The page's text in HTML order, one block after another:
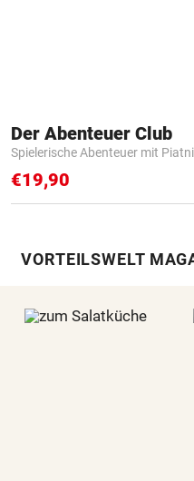
Der Abenteuer Club
Spielerische Abenteuer mit
€19,90
VORTEILSWELT